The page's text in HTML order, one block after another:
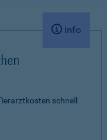
Info
schnell